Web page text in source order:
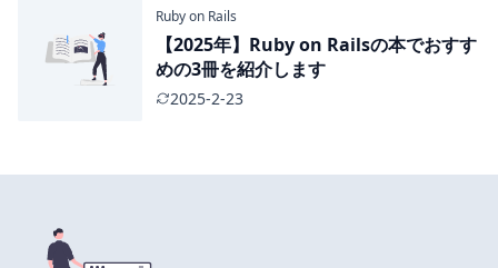
Ruby on Rails
【2025年】Ruby on Railsの本でおすす
めの3冊を紹介します
2025-2-23